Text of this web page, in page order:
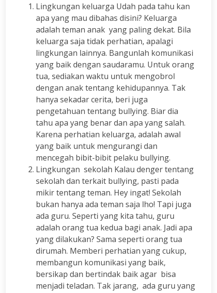
Lingkungan keluarga Udah pada tahu kan
apa yang mau dibahas disini? Keluarga
adalah teman anak yang paling dekat. Bila
keluarga saja tidak perhatian, apalagi
lingkungan lainnya. Bangunlah komunikasi
yang baik dengan saudaramu. Untuk orang
tua, sediakan waktu untuk mengobrol
dengan anak tentang kehidupannya. Tak
hanya sekadar cerita, beri juga
pengetahuan tentang bullying. Biar dia
tahu apa yang benar dan apa yang salah.
Karena perhatian keluarga, adalah awal
yang baik untuk mengurangi dan
mencegah bibit-bibit pelaku bullying.
Lingkungan sekolah Kalau denger tentang
sekolah dan terkait bullying, pasti pada
mikir tentang teman. Hey ingat! Sekolah
bukan hanya ada teman saja lho! Tapi juga
ada guru. Seperti yang kita tahu, guru
adalah orang tua kedua bagi anak. Jadi apa
yang dilakukan? Sama seperti orang tua
dirumah. Memberi perhatian yang cukup,
membangun komunikasi yang baik,
bersikap dan bertindak baik agar bisa
menjadi teladan. Tak jarang, ada guru yang